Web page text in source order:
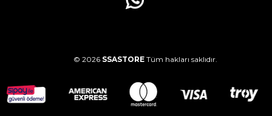
© 2026 SSASTORE Tüm hakları saklıdır.